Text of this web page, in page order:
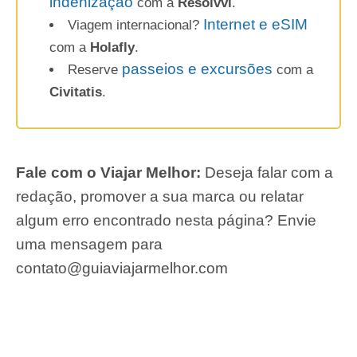
Viagem internacional? Internet e eSIM
com a Holafly.
Reserve passeios e excursões com a
Civitatis.
Fale com o Viajar Melhor: Deseja falar com a
redação, promover a sua marca ou relatar
algum erro encontrado nesta página? Envie
uma mensagem para
contato@guiaviajarmelhor.com